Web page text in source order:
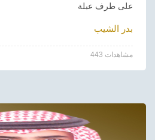
على طرف عبلة
بدر الشيب
443 مشاهدات